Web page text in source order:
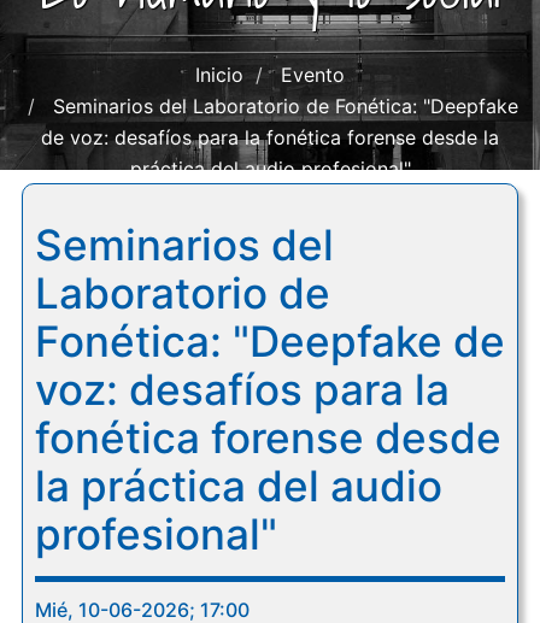
Inicio
Evento
Seminarios del Laboratorio de Fonética: "Deepfake
de voz: desafíos para la fonética forense desde la
práctica del audio profesional"
Seminarios del
Laboratorio de
Fonética: "Deepfake de
voz: desafíos para la
fonética forense desde
la práctica del audio
profesional"
Mié, 10-06-2026; 17:00